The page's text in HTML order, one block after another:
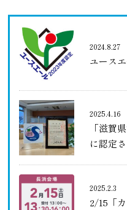
2024.8.27
ユース
2025.4.16
「滋賀
に認定
2025.2.3
2/15「